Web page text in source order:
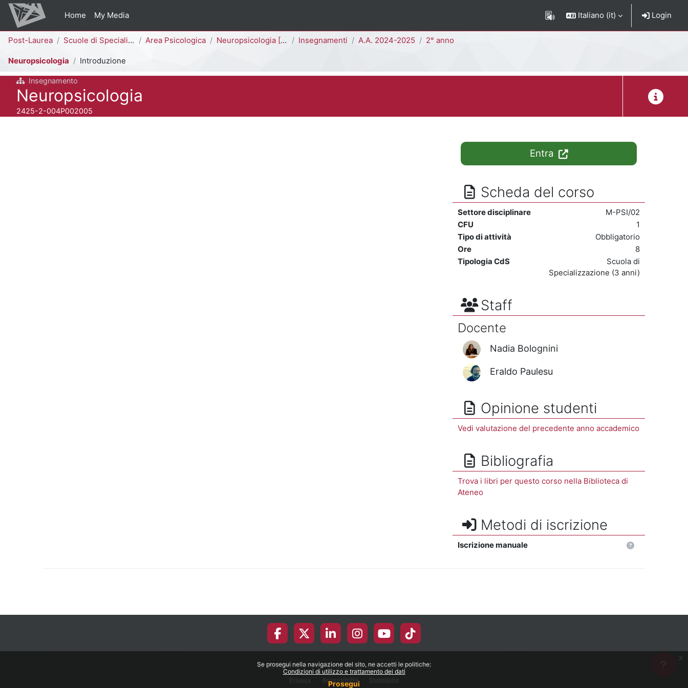
Vai al contenuto principale
Se prosegui nella navigazione del sito, ne accetti le politiche:
Condizioni di utilizzo e trattamento dei dati
Prosegui
x
Home My Media Italiano ‎(it)‎ Login
Percorso della pagina
Post-Laurea Scuole di Specializzazione Area Psicologica Neuropsicologia [004P] Insegnamenti A.A. 2024-2025 2° anno
Neuropsicologia Introduzione
Insegnamento
Titolo del corso
Neuropsicologia
Codice identificativo del corso
2425-2-004P002005
Entra
Scheda del corso
Settore disciplinare
M-PSI/02
CFU
1
Tipo di attività
Obbligatorio
Ore
8
Tipologia CdS
Scuola di
Specializzazione (3 anni)
Staff
Docente
Nadia Bolognini
Eraldo Paulesu
Opinione studenti
Vedi valutazione del precedente anno accademico
Bibliografia
Trova i libri per questo corso nella Biblioteca di
Ateneo
Metodi di iscrizione
Iscrizione manuale
© 2026 Università degli Studi di Milano-Bicocca
Accessibilità